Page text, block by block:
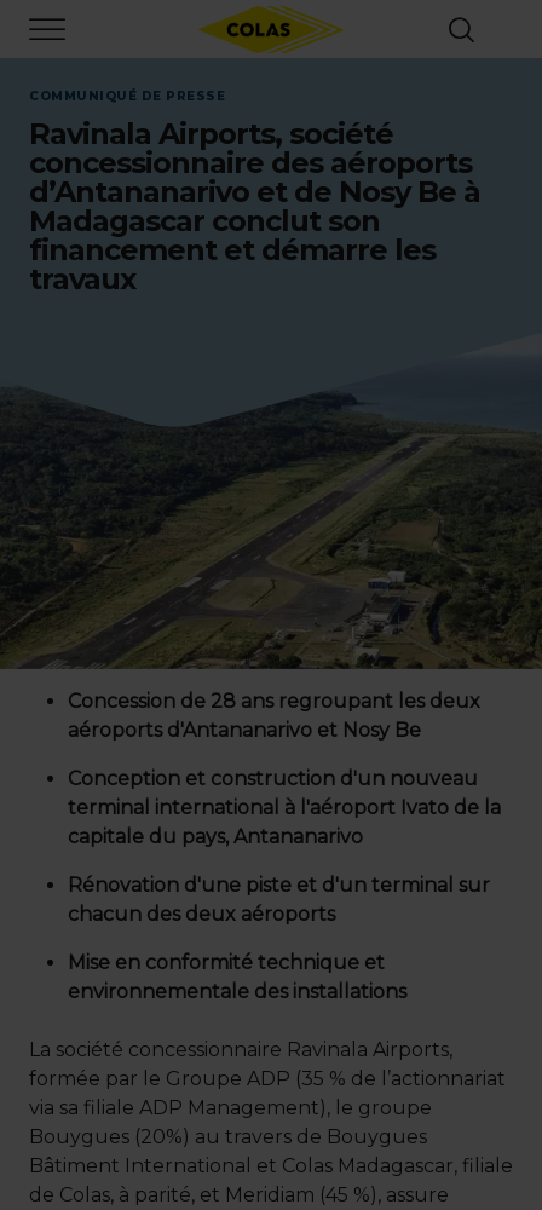
contenu
principal
COMMUNIQUÉ DE PRESSE
Ravinala Airports, société
concessionnaire des aéroports
d’Antananarivo et de Nosy Be à
Madagascar conclut son
financement et démarre les
travaux
Concession de 28 ans regroupant les deux
aéroports d'Antananarivo et Nosy Be
Conception et construction d'un nouveau
terminal international à l'aéroport Ivato de la
capitale du pays, Antananarivo
Rénovation d'une piste et d'un terminal sur
chacun des deux aéroports
Mise en conformité technique et
environnementale des installations
La société concessionnaire Ravinala Airports,
formée par le Groupe ADP (35 % de l’actionnariat
via sa filiale ADP Management), le groupe
Bouygues (20%) au travers de Bouygues
Bâtiment International et Colas Madagascar, filiale
de Colas, à parité, et Meridiam (45 %), assure